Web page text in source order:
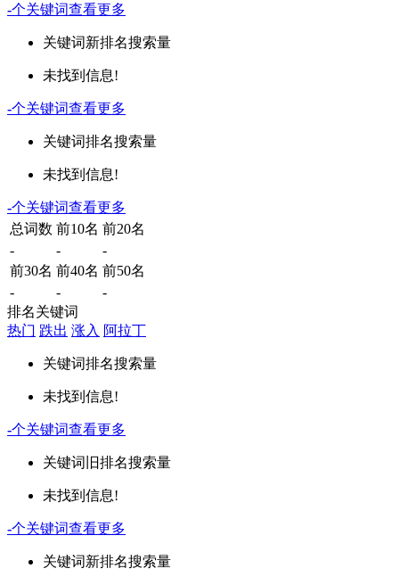
-个关键词查看更多
关键词新排名搜索量
未找到信息!
-个关键词查看更多
关键词排名搜索量
未找到信息!
-个关键词查看更多
总词数 前10名 前20名
-
-
-
前30名 前40名 前50名
-
-
-
排名关键词
热门 跌出 涨入 阿拉丁
关键词排名搜索量
未找到信息!
-个关键词查看更多
关键词 旧排名搜索量
未找到信息!
-个关键词查看更多
关键词新排名搜索量